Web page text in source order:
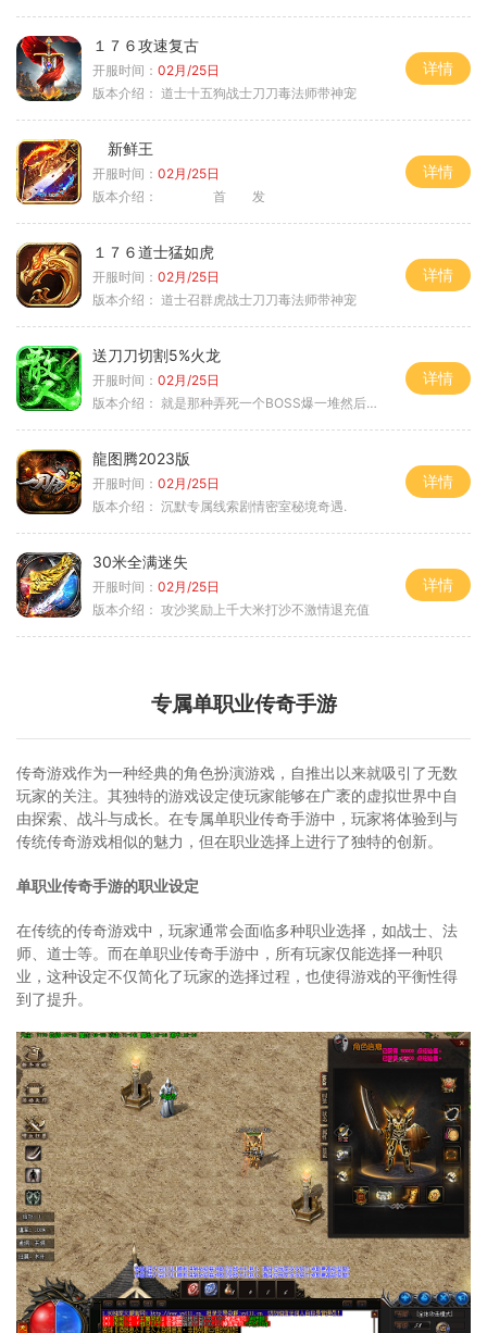
１７６攻速复古
开服时间： 02月/25日
版本介绍： 道士十五狗战士刀刀毒法师带神宠
详情
新鲜王
开服时间： 02月/25日
版本介绍：
首 发
详情
１７６道士猛如虎
开服时间： 02月/25日
版本介绍： 道士召群虎战士刀刀毒法师带神宠
详情
送刀刀切割5%火龙
开服时间： 02月/25日
版本介绍： 就是那种弄死一个BOSS爆一堆然后就起飞
详情
龍图腾2023版
开服时间： 02月/25日
版本介绍： 沉默专属线索剧情密室秘境奇遇.
详情
30米全满迷失
开服时间： 02月/25日
版本介绍： 攻沙奖励上千大米打沙不激情退充值
详情
专属单职业传奇手游
传奇游戏作为一种经典的角色扮演游戏，自推出以来就吸引了无数
玩家的关注。其独特的游戏设定使玩家能够在广袤的虚拟世界中自
由探索、战斗与成长。在专属单职业传奇手游中，玩家将体验到与
传统传奇游戏相似的魅力，但在职业选择上进行了独特的创新。
单职业传奇手游的职业设定
在传统的传奇游戏中，玩家通常会面临多种职业选择，如战士、法
师、道士等。而在单职业传奇手游中，所有玩家仅能选择一种职
业，这种设定不仅简化了玩家的选择过程，也使得游戏的平衡性得
到了提升。